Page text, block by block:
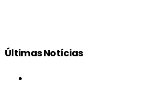
Últimas Notícias